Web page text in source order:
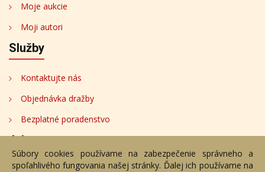
Moje aukcie
Moji autori
Služby
Kontaktujte nás
Objednávka dražby
Bezplatné poradenstvo
Adresa
Súbory cookies používame na zabezpečenie správneho a
spoľahlivého fungovania našej stránky. Ďalej ich používame na